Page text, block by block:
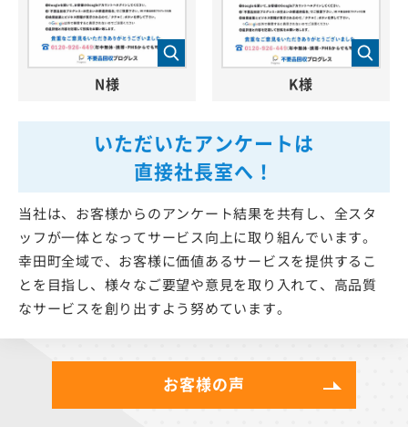
いただいたアンケートは
直接社長室へ！
当社は、お客様からのアンケート結果を共有し、全スタ
ッフが一体となってサービス向上に取り組んでいます。
幸田町全域で、お客様に価値あるサービスを提供するこ
とを目指し、様々なご要望や意見を取り入れて、高品質
なサービスを創り出すよう努めています。
N様 K様
お客様の声